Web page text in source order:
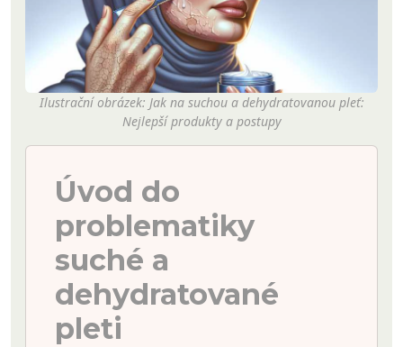
Ilustrační obrázek: Jak na suchou a dehydratovanou pleť:
Nejlepší produkty a postupy
Úvod do
problematiky
suché a
dehydratované
pleti